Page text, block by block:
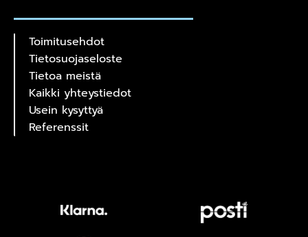
Toimitusehdot
Tietosuojaseloste
Tietoa meistä
Kaikki yhteystiedot
Usein kysyttyä
Referenssit